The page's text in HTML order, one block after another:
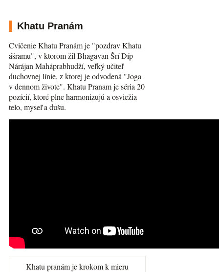
Khatu Pranám
Cvičenie Khatu Pranám je "pozdrav Khatu
ášramu", v ktorom žil Bhagavan Šrí Díp
Nárájan Maháprabhudží, veľký učiteľ
duchovnej línie, z ktorej je odvodená "Joga
v dennom živote". Khatu Pranam je séria 20
pozícií, ktoré plne harmonizujú a osviežia
telo, myseľ a dušu.
Khatu pranám je krokom k mieru